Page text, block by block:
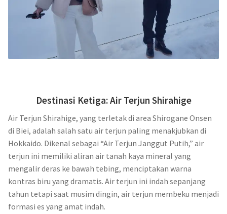
Destinasi Ketiga: Air Terjun Shirahige
Air Terjun Shirahige, yang terletak di area Shirogane Onsen
di Biei, adalah salah satu air terjun paling menakjubkan di
Hokkaido. Dikenal sebagai “Air Terjun Janggut Putih,” air
terjun ini memiliki aliran air tanah kaya mineral yang
mengalir deras ke bawah tebing, menciptakan warna
kontras biru yang dramatis. Air terjun ini indah sepanjang
tahun tetapi saat musim dingin, air terjun membeku menjadi
formasi es yang amat indah.